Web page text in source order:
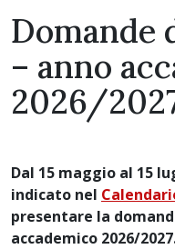
Domande
– anno
2026/
Dal 15 maggio al 15
indicato nel
presentare la
accademico 2026/